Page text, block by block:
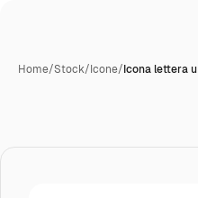
Home/Stock/Icone/Icona lettera u